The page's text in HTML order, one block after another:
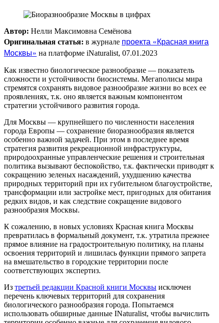
Автор: Нелли Максимовна Семёнова
Оригинальная статья: в журнале проекта «Красная книга
Москвы» на платформе iNaturalist, 07.01.2023
Как известно биологическое разнообразие — показатель
сложности и устойчивости биосистемы. Мегаполисы мира
стремятся сохранять видовое разнообразие жизни во всех ее
проявлениях, т.к. оно является важным компонентом
стратегии устойчивого развития города.
Для Москвы — крупнейшего по численности населения
города Европы — сохранение биоразнообразия является
особенно важной задачей. При этом в последнее время
стратегия развития рекреационной инфраструктуры,
природоохранные управленческие решения и строительная
политика вызывают беспокойство, т.к. фактически приводят к
сокращению зеленых насаждений, ухудшению качества
природных территорий при их губительном благоустройстве,
трансформации или застройке мест, пригодных для обитания
редких видов, и как следствие сокращение видового
разнообразия Москвы.
К сожалению, в новых условиях Красная книга Москвы
превратилась в формальный документ, т.к. утратила прежнее
прямое влияние на градостроительную политику, на планы
освоения территорий и лишилась функции прямого запрета
на вмешательство в городские территории после
соответствующих экспертиз.
Из третьей редакции Красной книги Москвы исключен
перечень ключевых территорий для сохранения
биологического разнообразия города. Попытаемся
использовать обширные данные INaturalist, чтобы вычислить